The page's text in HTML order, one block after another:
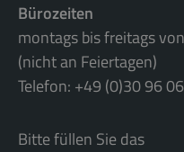
Bürozeiten
montags bis freitags
(nicht an Feiertagen)
Telefon: +49 (0)30 96
Bitte füllen Sie das